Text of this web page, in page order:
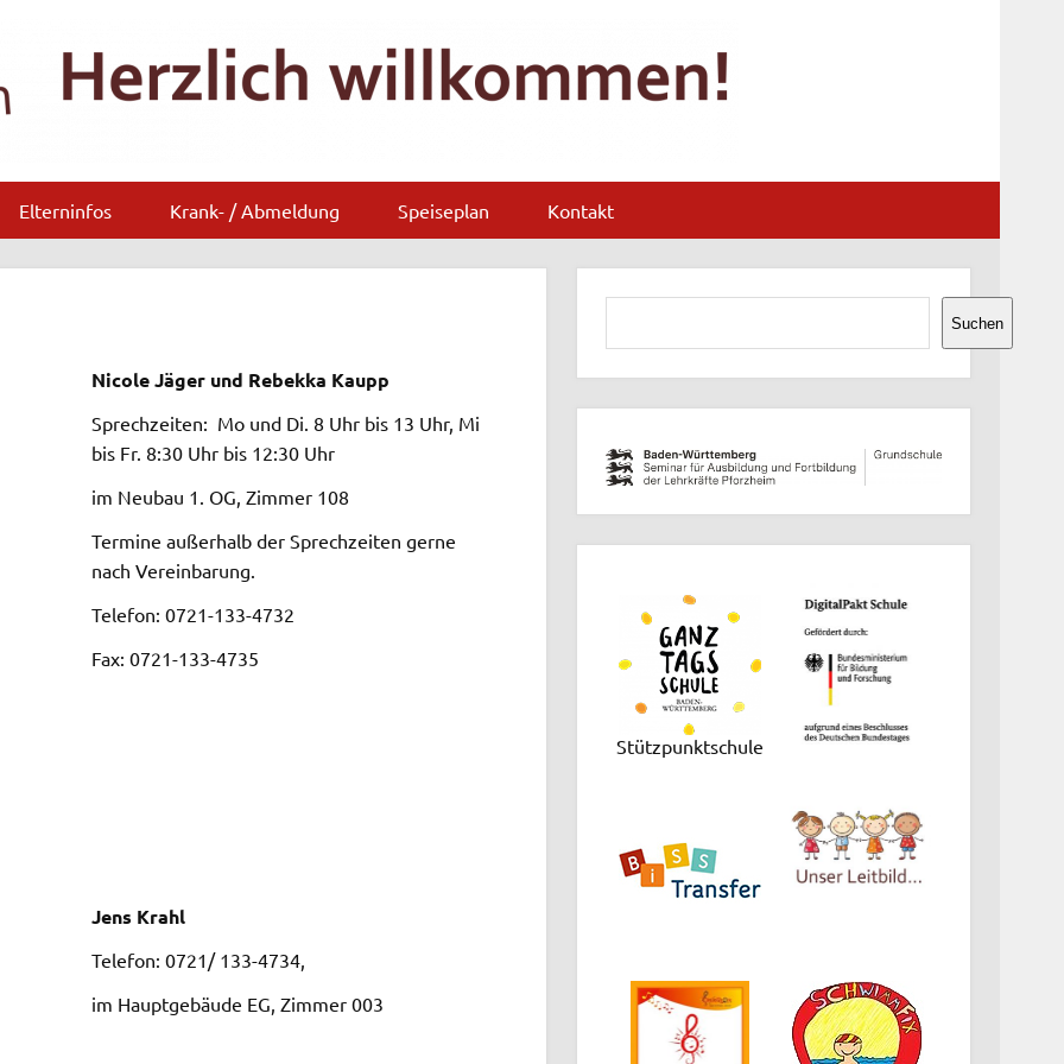
Elterninfos Krank- / Abmeldung Speiseplan Kontakt
Nicole Jäger und Rebekka Kaupp
Sprechzeiten: Mo und Di. 8 Uhr bis 13 Uhr, Mi
bis Fr. 8:30 Uhr bis 12:30 Uhr
im Neubau 1. OG, Zimmer 108
Termine außerhalb der Sprechzeiten gerne
nach Vereinbarung.
Telefon: 0721-133-4732
Fax: 0721-133-4735
Jens Krahl
Telefon: 0721/ 133-4734,
im Hauptgebäude EG, Zimmer 003
Suchen
Stützpunktschule